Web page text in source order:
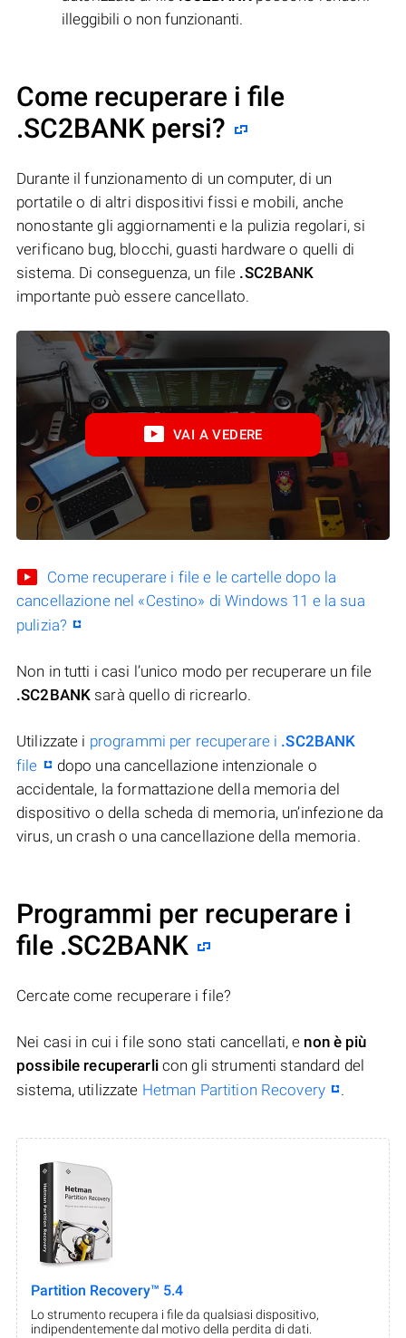
illeggibili o non funzionanti.
Come recuperare i file
.SC2BANK persi?
Durante il funzionamento di un computer, di un
portatile o di altri dispositivi fissi e mobili, anche
nonostante gli aggiornamenti e la pulizia regolari, si
verificano bug, blocchi, guasti hardware o quelli di
sistema. Di conseguenza, un file .SC2BANK
importante può essere cancellato.
VAI A VEDERE
Come recuperare i file e le cartelle dopo la
cancellazione nel «Cestino» di Windows 11 e la sua
pulizia?
Non in tutti i casi l’unico modo per recuperare un file
.SC2BANK sarà quello di ricrearlo.
Utilizzate i programmi per recuperare i .SC2BANK
file
dopo una cancellazione intenzionale o
accidentale, la formattazione della memoria del
dispositivo o della scheda di memoria, un’infezione da
virus, un crash o una cancellazione della memoria.
Programmi per recuperare i
file .SC2BANK
Cercate come recuperare i file?
Nei casi in cui i file sono stati cancellati, e non è più
possibile recuperarlicon gli strumenti standard del
sistema, utilizzate Hetman Partition Recovery .
Partition Recovery™ 5.4
Lo strumento recupera i file da qualsiasi dispositivo,
indipendentemente dal motivo della perdita di dati.